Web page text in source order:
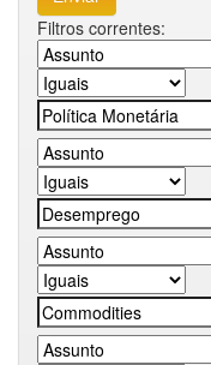
Filtros correntes: